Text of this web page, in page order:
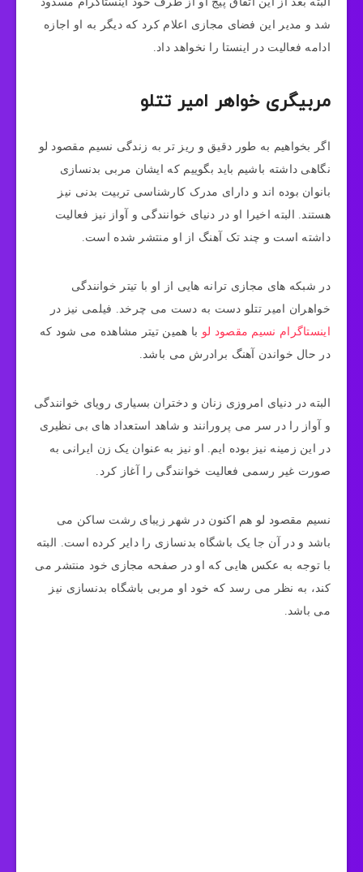
شد و مدیر این فضای مجازی اعلام کرد که دیگر به او اجازه
ادامه فعالیت در اینستا را نخواهد داد.
مربیگری خواهر امیر تتلو
اگر بخواهیم به طور دقیق و ریز تر به زندگی نسیم مقصود لو
نگاهی داشته باشیم باید بگوییم که ایشان مربی بدنسازی
بانوان بوده اند و دارای مدرک کارشناسی تربیت بدنی نیز
هستند. البته اخیرا او در دنیای خوانندگی و آواز نیز فعالیت
داشته است و چند تک آهنگ از او منتشر شده است.
در شبکه های مجازی ترانه هایی از او با تیتر خوانندگی
خواهران امیر تتلو دست به دست می ‌چرخد. فیلمی نیز در
اینستاگرام نسیم مقصود لو با همین تیتر مشاهده می شود که
در حال خواندن آهنگ برادرش می باشد.
البته در دنیای امروزی زنان و دختران بسیاری رویای خوانندگی
و آواز را در سر می پرورانند و شاهد استعداد های بی نظیری
در این زمینه نیز بوده ایم. او نیز به عنوان یک زن ایرانی به
صورت غیر رسمی فعالیت خوانندگی را آغاز کرد.
نسیم مقصود لو هم اکنون در شهر زیبای رشت ساکن می
باشد و در آن جا یک باشگاه بدنسازی را دایر کرده است. البته
با توجه به عکس هایی که او در صفحه مجازی خود منتشر می
کند، به نظر می رسد که خود او مربی باشگاه بدنسازی نیز
می باشد.